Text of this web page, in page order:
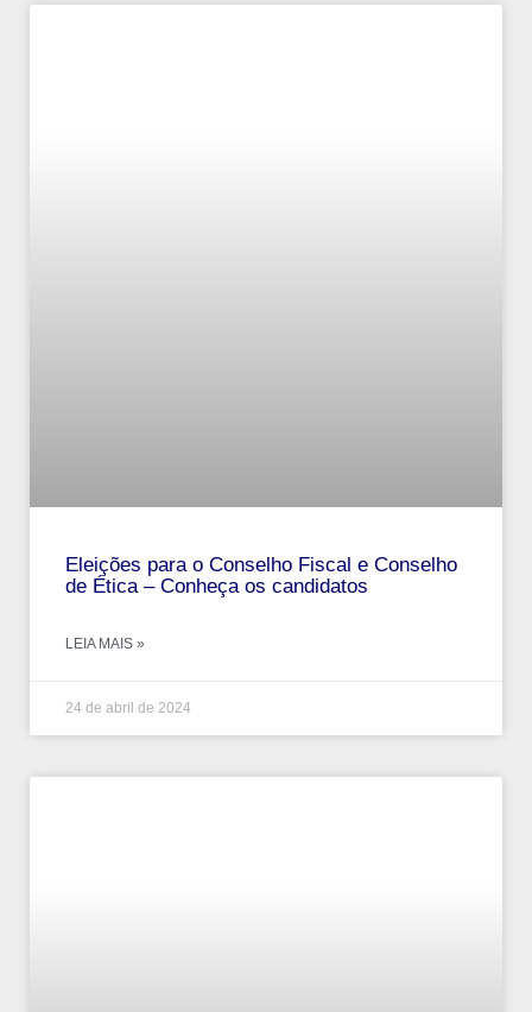
Eleições para o Conselho Fiscal e Conselho
de Ética – Conheça os candidatos
LEIA MAIS »
24 de abril de 2024